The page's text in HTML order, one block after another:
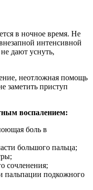
в ночное время. Не
интенсивной
дают уснуть,
заметить приступ
воспалением:
боль в
большого пальца;
сочленения;
пальпации подкожного